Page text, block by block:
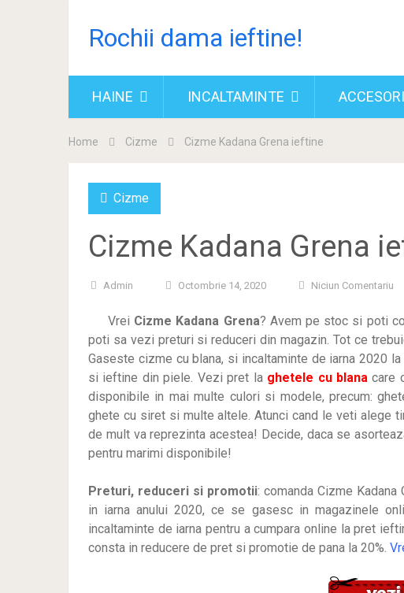
Rochii dama ieftine!
HAINE INCALTAMINTE
Home Cizme Cizme Kadana Grena ieftine
Cizme
Cizme Kadana Grena
Admin Octombrie 14, 2020 Niciun Comentariu
Vrei Cizme Kadana Grena? Avem pe stoc si poti
poti sa vezi preturi si reduceri din magazin. Tot ce
Gaseste cizme cu blana, si incaltaminte de iarna 2020
si ieftine din piele. Vezi pret la ghetele cu blanacare
disponibile in mai multe culori si modele, precum:
ghete cu siret si multe altele. Atunci cand le veti alege
de mult va reprezinta acestea! Decide, daca se
pentru marimi disponibile!
Preturi, reduceri si promotii: comanda Cizme
in iarna anului 2020, ce se gasesc in magazinele
incaltaminte de iarna pentru a cumpara online la pret
consta in reducere de pret si promotie de pana la 20%.